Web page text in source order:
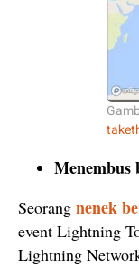
Menembus
Seorang nenek
event Lightning
Lightning